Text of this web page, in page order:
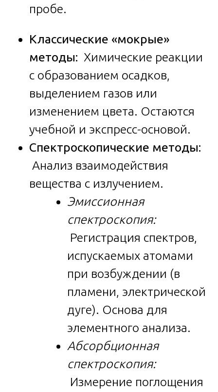
пробе.
Классические «мокрые»
методы: Химические реакции
с образованием осадков,
выделением газов или
изменением цвета. Остаются
учебной и экспресс-основой.
Спектроскопические методы:
Анализ взаимодействия
вещества с излучением.
Эмиссионная
спектроскопия:
Регистрация спектров,
испускаемых атомами
при возбуждении (в
пламени, электрической
дуге). Основа для
элементного анализа.
Абсорбционная
спектроскопия:
Измерение поглощения